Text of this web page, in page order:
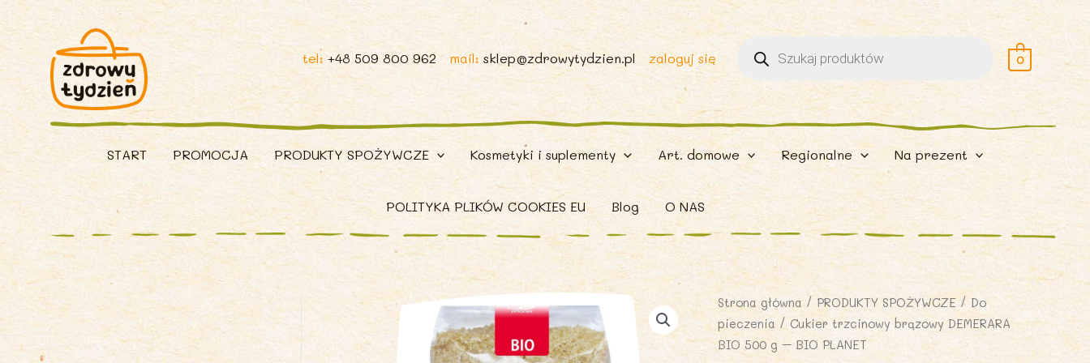
tel: +48 509 800 962 mail: sklep@zdrowytydzien.pl zaloguj się
Wyszukiwarka
produktów 0
START PROMOCJA PRODUKTY SPOŻYWCZE Kosmetyki i suplementy Art. domowe Regionalne Na prezent
POLITYKA PLIKÓW COOKIES EU Blog O NAS
Strona główna / PRODUKTY SPOŻYWCZE/ Do
pieczenia / Cukier trzcinowy brązowy DEMERARA
BIO 500 g – BIO PLANET